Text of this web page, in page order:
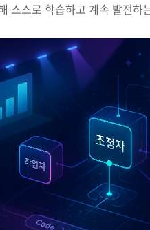
스스로 학습하고 계속 발전